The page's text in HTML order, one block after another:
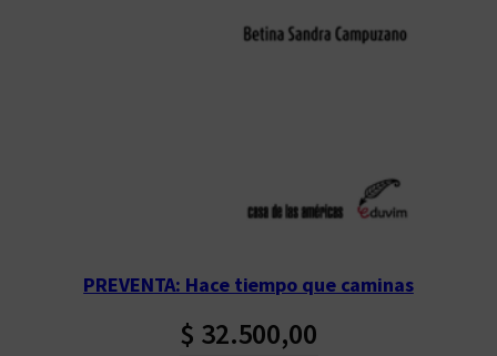
PREVENTA: Hace tiempo que caminas
$ 32.500,00